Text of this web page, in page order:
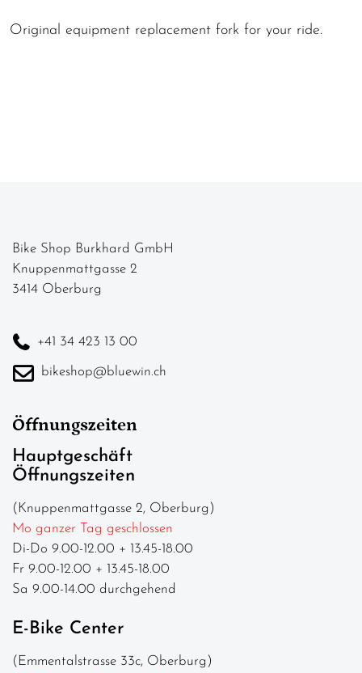
Original equipment replacement fork for your ride.
Bike Shop Burkhard GmbH
Knuppenmattgasse 2
3414 Oberburg
+41 34 423 13 00
bikeshop@bluewin.ch
Öffnungszeiten
Hauptgeschäft
Öffnungszeiten
(Knuppenmattgasse 2, Oberburg)
Mo ganzer Tag geschlossen
Di-Do 9.00-12.00 + 13.45-18.00
Fr 9.00-12.00 + 13.45-18.00
Sa 9.00-14.00 durchgehend
E-Bike Center
(Emmentalstrasse 33c, Oberburg)